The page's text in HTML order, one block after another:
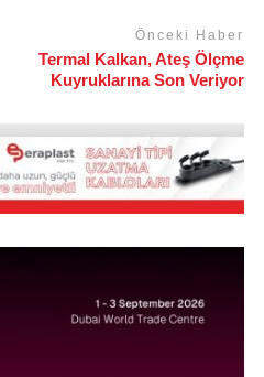
Önceki Haber
Termal Kalkan, Ateş Ölçme
Kuyruklarına Son Veriyor